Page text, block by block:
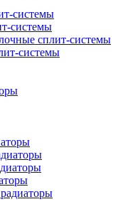
системы
системы
сплит-системы
системы